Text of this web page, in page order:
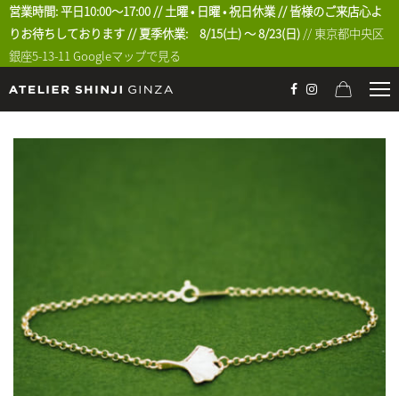
営業時間: 平日10:00〜17:00 // 土曜 • 日曜 • 祝日休業 // 皆様のご来店心よ
りお待ちしております // 夏季休業: 8/15(土) 〜 8/23(日) // 東京都中央区
銀座5-13-11Googleマップで見る